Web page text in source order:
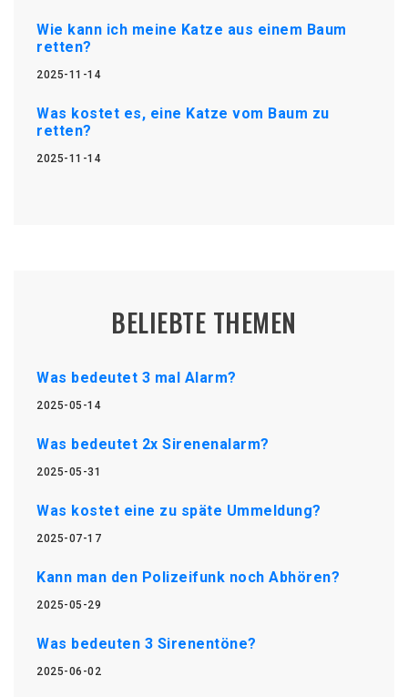
Wie kann ich meine Katze aus einem Baum
retten?
2025-11-14
Was kostet es, eine Katze vom Baum zu
retten?
2025-11-14
BELIEBTE THEMEN
Was bedeutet 3 mal Alarm?
2025-05-14
Was bedeutet 2x Sirenenalarm?
2025-05-31
Was kostet eine zu späte Ummeldung?
2025-07-17
Kann man den Polizeifunk noch Abhören?
2025-05-29
Was bedeuten 3 Sirenentöne?
2025-06-02